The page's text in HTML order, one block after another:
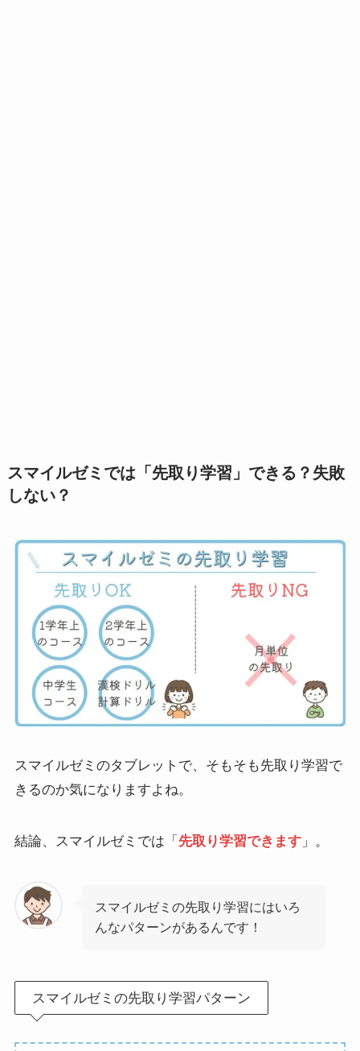
スマイルゼミでは「先取り学習」できる？失敗
しない？
スマイルゼミのタブレットで、そもそも先取り学習で
きるのか気になりますよね。
結論、スマイルゼミでは「 先取り学習できます」。
スマイルゼミの先取り学習にはいろ
んなパターンがあるんです！
スマイルゼミの先取り学習パターン